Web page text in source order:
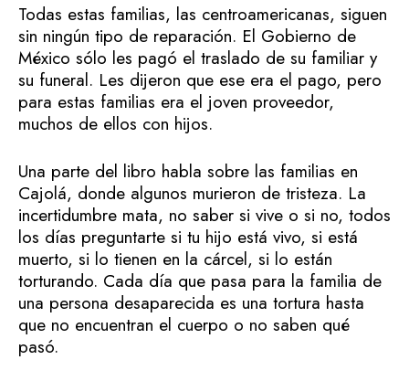
Todas estas familias, las centroamericanas, siguen
sin ningún tipo de reparación. El Gobierno de
México sólo les pagó el traslado de su familiar y
su funeral. Les dijeron que ese era el pago, pero
para estas familias era el joven proveedor,
muchos de ellos con hijos.
Una parte del libro habla sobre las familias en
Cajolá, donde algunos murieron de tristeza. La
incertidumbre mata, no saber si vive o si no, todos
los días preguntarte si tu hijo está vivo, si está
muerto, si lo tienen en la cárcel, si lo están
torturando. Cada día que pasa para la familia de
una persona desaparecida es una tortura hasta
que no encuentran el cuerpo o no saben qué
pasó.